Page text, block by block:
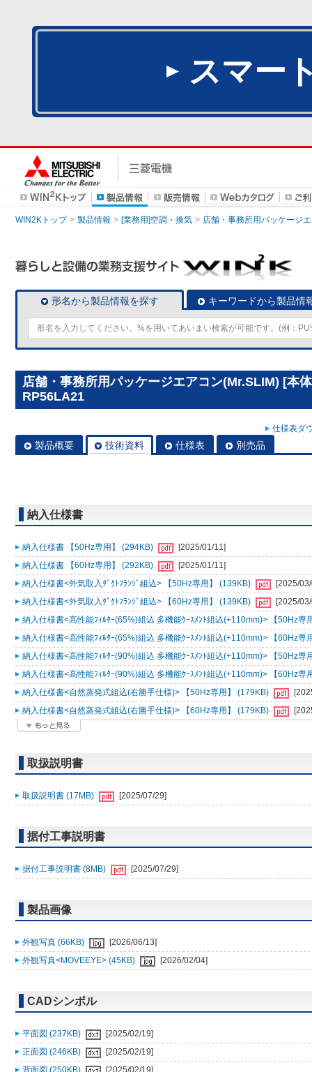
スマー
WIN2Kトップ 製品情報 [業務用]空調・換気 店舗・事務所用パッケージ
形名から製品情報を探す キーワードから製品情
店舗・事務所用パッケージエアコン(Mr.SLIM) [本
RP56LA21
仕様表ダ
製品概要 技術資料 仕様表 別売品
納入仕様書
納入仕様書 【50Hz専用】 (294KB)
[2025/01/11]
納入仕様書 【60Hz専用】 (292KB)
[2025/01/11]
納入仕様書<外気取入ﾀﾞｸﾄﾌﾗﾝｼﾞ組込> 【50Hz専用】 (139KB)
[2025/
納入仕様書<外気取入ﾀﾞｸﾄﾌﾗﾝｼﾞ組込> 【60Hz専用】 (139KB)
[2025/
納入仕様書<高性能ﾌｨﾙﾀｰ(65%)組込 多機能ｹｰｽﾒﾝﾄ組込(+110mm)> 【50Hz専
納入仕様書<高性能ﾌｨﾙﾀｰ(65%)組込 多機能ｹｰｽﾒﾝﾄ組込(+110mm)> 【60Hz専
納入仕様書<高性能ﾌｨﾙﾀｰ(90%)組込 多機能ｹｰｽﾒﾝﾄ組込(+110mm)> 【50Hz専
納入仕様書<高性能ﾌｨﾙﾀｰ(90%)組込 多機能ｹｰｽﾒﾝﾄ組込(+110mm)> 【60Hz専
納入仕様書<自然蒸発式組込(右勝手仕様)> 【50Hz専用】 (179KB)
納入仕様書<自然蒸発式組込(右勝手仕様)> 【60Hz専用】 (179KB)
取扱説明書
取扱説明書 (17MB) [2025/07/29]
据付工事説明書
据付工事説明書 (8MB) [2025/07/29]
製品画像
外観写真 (66KB)
[2026/06/13]
外観写真<MOVEEYE> (45KB)
[2026/02/04]
CADシンボル
平面図 (237KB)
[2025/02/19]
正面図 (246KB)
[2025/02/19]